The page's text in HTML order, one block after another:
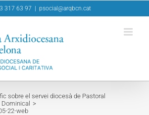
317 63 97 psocial@arqbcn.cat
sobre el servei diocesà de Pastoral
22-web